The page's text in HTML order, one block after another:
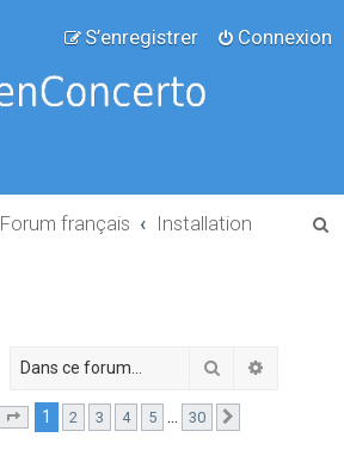
Connexion
S’enregistrer
Forum français Installation
Rechercher
Page sur30
1 2 3 4 5 … 30